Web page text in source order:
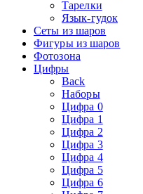
Тарелки
Язык-гудок
Сеты из шаров
Фигуры из шаров
Фотозона
Цифры
Back
Наборы
Цифра 0
Цифра 1
Цифра 2
Цифра 3
Цифра 4
Цифра 5
Цифра 6